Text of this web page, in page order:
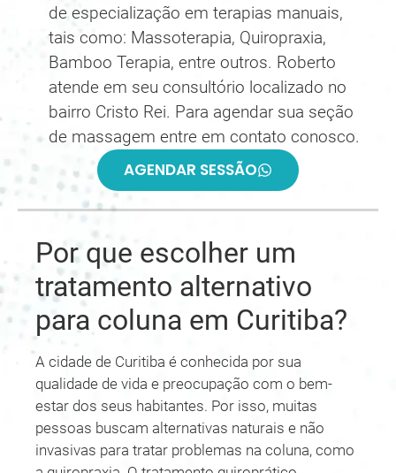
de especialização em terapias manuais,
tais como: Massoterapia, Quiropraxia,
Bamboo Terapia, entre outros. Roberto
atende em seu consultório localizado no
bairro Cristo Rei. Para agendar sua seção
de massagem entre em contato conosco.
AGENDAR SESSÃO
Por que escolher um
tratamento alternativo
para coluna em Curitiba?
A cidade de Curitiba é conhecida por sua
qualidade de vida e preocupação com o bem-
estar dos seus habitantes. Por isso, muitas
pessoas buscam alternativas naturais e não
invasivas para tratar problemas na coluna, como